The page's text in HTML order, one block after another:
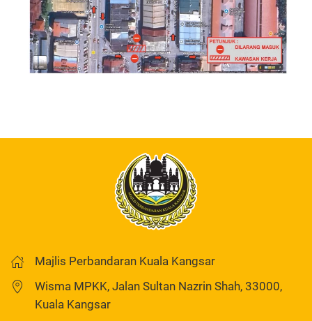
Read more
Majlis Perbandaran Kuala Kangsar
Wisma MPKK, Jalan Sultan Nazrin Shah, 33000,
Kuala Kangsar